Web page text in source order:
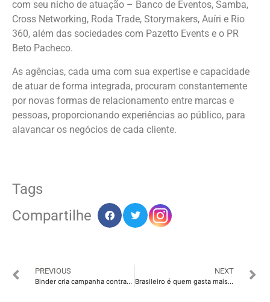
com seu nicho de atuação – Banco de Eventos, Samba,
Cross Networking, Roda Trade, Storymakers, Auíri e Rio
360, além das sociedades com Pazetto Events e o PR
Beto Pacheco.
As agências, cada uma com sua expertise e capacidade
de atuar de forma integrada, procuram constantemente
por novas formas de relacionamento entre marcas e
pessoas, proporcionando experiências ao público, para
alavancar os negócios de cada cliente.
Tags
Compartilhe
PREVIOUS
Binder cria campanha contra a dengue para a Prefeitura de São José dos Campos
NEXT
Brasileiro é quem gasta mais tempo nas redes sociais; Facebook lidera